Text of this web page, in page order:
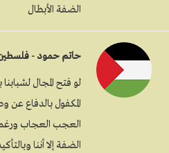
الضفة الأبطال
حاتم حمود -
لو فتح المجال
المكفول بالدفاع عن
العجب العجاب
الضفة إلا أننا